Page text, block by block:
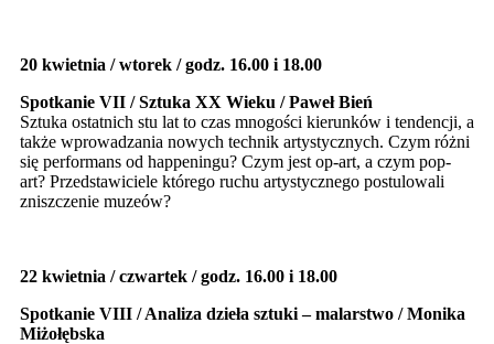
20 kwietnia / wtorek / godz. 16.00 i 18.00
Spotkanie VII / Sztuka XX Wieku / Paweł Bień
Sztuka ostatnich stu lat to czas mnogości kierunków i tendencji, a
także wprowadzania nowych technik artystycznych. Czym różni
się performans od happeningu? Czym jest op-art, a czym pop-
art? Przedstawiciele którego ruchu artystycznego postulowali
zniszczenie muzeów?
22 kwietnia / czwartek / godz. 16.00 i 18.00
Spotkanie VIII / Analiza dzieła sztuki – malarstwo / Monika
Miżołębska